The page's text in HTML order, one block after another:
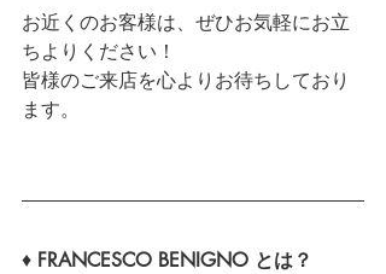
お近くのお客様は、ぜひお気軽にお立
ちよりください！
皆様のご来店を心よりお待ちしており
ます。
♦ FRANCESCO BENIGNO とは？